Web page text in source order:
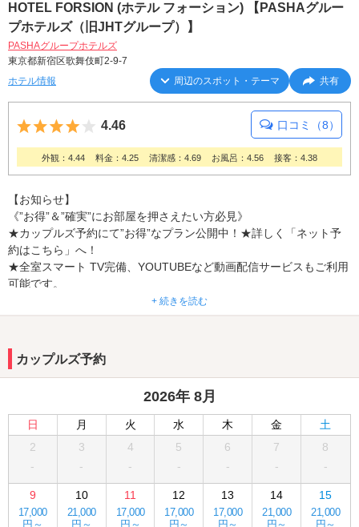
HOTEL FORSION (ホテル フォーション) 【PASHAグルー
プホテルズ（旧JHTグループ）】
PASHAグループホテルズ
東京都新宿区歌舞伎町2-9-7
ホテル情報
周辺のスポット・テーマ 共有
5つ星のうち4
4.46 口コミ（8）
外観：4.44 料金：4.25 清潔感：4.69 お風呂：4.56 接客：4.38
【お知らせ】
《”お得”＆”確実”にお部屋を押さえたい方必見》
★カップルズ予約にて”お得”なプラン公開中！★詳しく「ネット予
約はこちら」へ！
★全室スマート TV完備、YOUTUBEなど動画配信サービスもご利用
可能です。
★PASHA GROUP HOTELS新宿エリア初の【カラオケLIVEDAMル
ーム】を13部屋新設！
【新宿・歌舞伎町のモダンでスタイリッシュなラブホテル】
■最上階の客室には、露天風呂やプライベートガーデンを設置し、贅
沢を尽くしたＶＩＰルームへと変貌。
■全室にプライベートサウナを完備し、各種ドライヤー、ヘアアイロ
ンなど豊富なアメニティーが女性に大人気。
■Wi-Fi、22型浴室ＴＶ、ブルーレイデッキ等も充実。
■ＲＶ車、大型車対応の無料駐車場も完備しております。
+ 続きを読む
カップルズ予約
2026年 8月
日 月 火 水 木 金
土
2
-
3
-
4
-
5
-
6
-
7
-
8
-
9
17,000
円～
10
21,000
円～
11
17,000
円～
12
17,000
円～
13
17,000
円～
14
21,000
円～
15
21,000
円～